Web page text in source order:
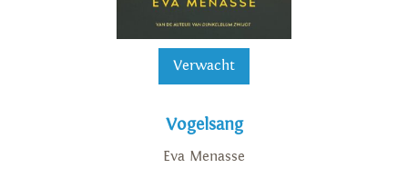
Verwacht
Vogelsang
Eva Menasse